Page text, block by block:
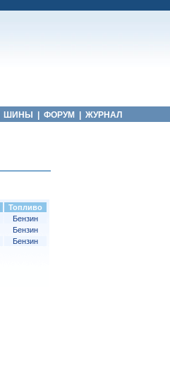
ШИНЫ ФОРУМ ЖУРНАЛ
Топливо
Бензин
Бензин
Бензин